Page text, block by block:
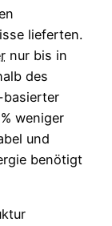
lieferten.
nur bis in
des
basierter
weniger
und
benötigt